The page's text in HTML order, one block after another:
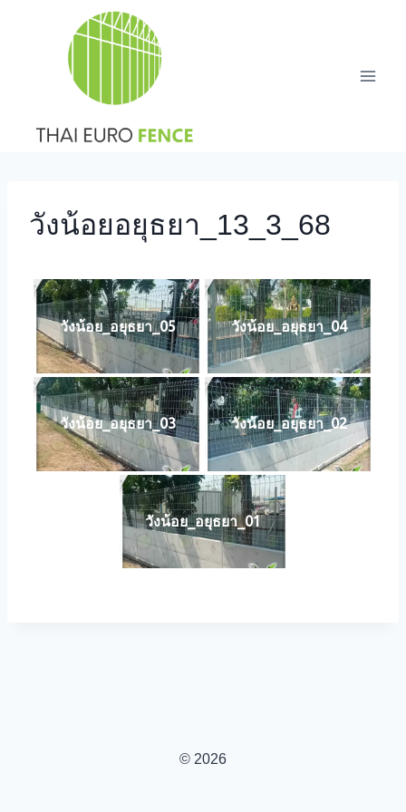
วังน้อยอยุธยา_13_3_68
วังน้อย_อยุธยา_05 วังน้อย_อยุธยา_04
วังน้อย_อยุธยา_03 วังน้อย_อยุธยา_02
วังน้อย_อยุธยา_01
© 2026